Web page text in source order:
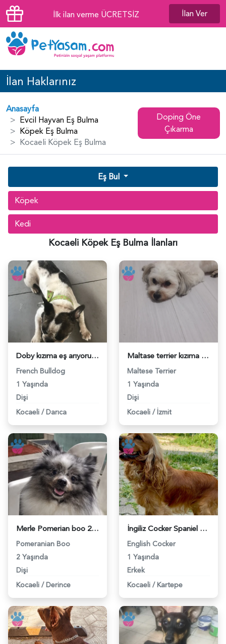
İlk ilan verme ÜCRETSİZ İlan Ver
İlan Haklarınız
Anasayfa
Evcil Hayvan Eş Bulma
Köpek Eş Bulma
Kocaeli Köpek Eş Bulma
Doping Öne
Çıkarma
Eş Bul
Köpek
Kedi
Kocaeli Köpek Eş Bulma İlanları
Doby kızıma eş arıyoruz - 118984630
French Bulldog
1 Yaşında
Dişi
Kocaeli / Darıca
Maltase terrier kızıma eş arıyorum - 118984506
Maltese Terrier
1 Yaşında
Dişi
Kocaeli / İzmit
Merle Pomerian boo 2 Yaşında Eş Arıyor - 118984377
Pomeranian Boo
2 Yaşında
Dişi
Kocaeli / Derince
İngiliz Cocker Spaniel 1 Yaşında Erkek kızgınlıkta - 118984375
English Cocker
1 Yaşında
Erkek
Kocaeli / Kartepe